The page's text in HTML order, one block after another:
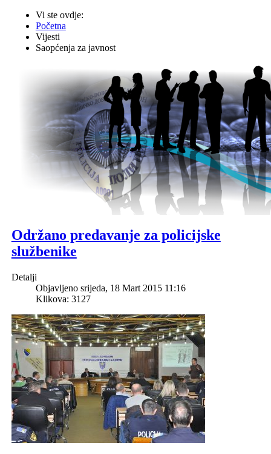
Vi ste ovdje:
Početna
Vijesti
Saopćenja za javnost
Održano predavanje za policijske
službenike
Detalji
Objavljeno srijeda, 18 Mart 2015 11:16
Klikova: 3127